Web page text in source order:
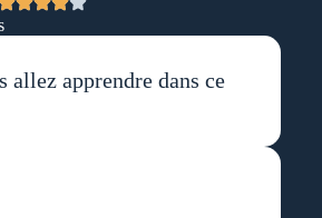
allez apprendre dans ce